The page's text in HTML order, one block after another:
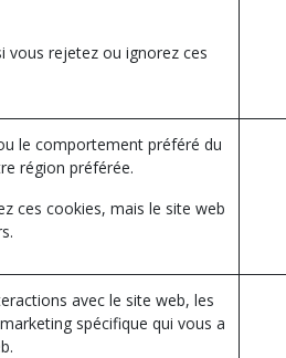
vous rejetez ou ignorez ces
le comportement préféré du
région préférée.
ces cookies, mais le site web
avec le site web, les
spécifique qui vous a